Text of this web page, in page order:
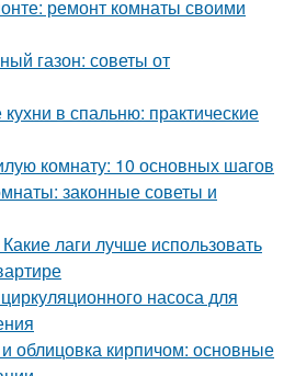
ремонт комнаты своими
газон: советы от
в спальню: практические
комнату: 10 основных шагов
законные советы и
лаги лучше использовать
насоса для
облицовка кирпичом: основные